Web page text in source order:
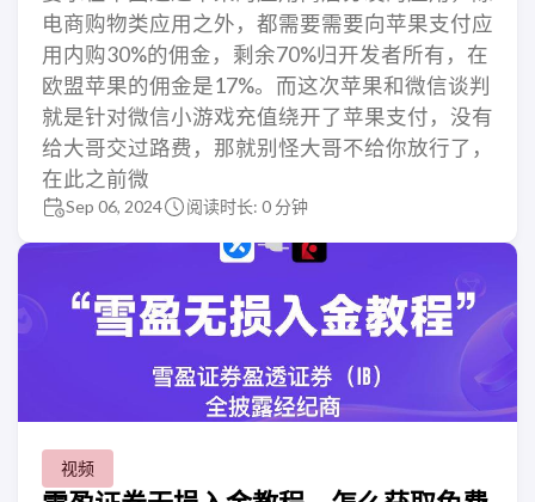
电商购物类应用之外，都需要需要向苹果支付应
用内购30%的佣金，剩余70%归开发者所有，在
欧盟苹果的佣金是17%。而这次苹果和微信谈判
就是针对微信小游戏充值绕开了苹果支付，没有
给大哥交过路费，那就别怪大哥不给你放行了，
在此之前微
Sep 06, 2024 阅读时长: 0 分钟
视频